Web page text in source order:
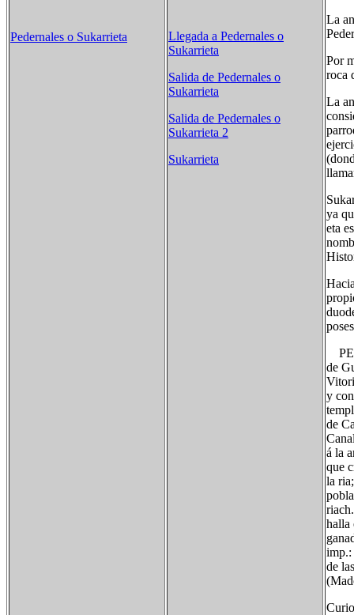
Pedernales o Sukarrieta
Llegada a Pedernales o
Sukarrieta
Salida de Pedernales o
Sukarrieta
Salida de Pedernales o
Sukarrieta 2
Sukarrieta
La
Por
roca
La
ya
eta
de
y
de
á la
que
la
halla
imp.:
de